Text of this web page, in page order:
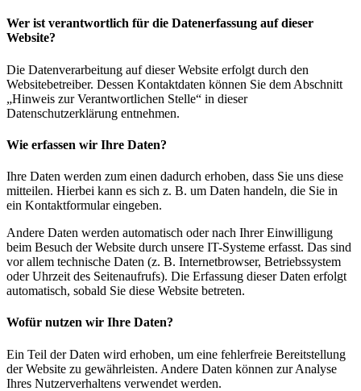
Wer ist verantwortlich für die Datenerfassung auf dieser
Website?
Die Datenverarbeitung auf dieser Website erfolgt durch den
Websitebetreiber. Dessen Kontaktdaten können Sie dem Abschnitt
„Hinweis zur Verantwortlichen Stelle“ in dieser
Datenschutzerklärung entnehmen.
Wie erfassen wir Ihre Daten?
Ihre Daten werden zum einen dadurch erhoben, dass Sie uns diese
mitteilen. Hierbei kann es sich z. B. um Daten handeln, die Sie in
ein Kontaktformular eingeben.
Andere Daten werden automatisch oder nach Ihrer Einwilligung
beim Besuch der Website durch unsere IT-Systeme erfasst. Das sind
vor allem technische Daten (z. B. Internetbrowser, Betriebssystem
oder Uhrzeit des Seitenaufrufs). Die Erfassung dieser Daten erfolgt
automatisch, sobald Sie diese Website betreten.
Wofür nutzen wir Ihre Daten?
Ein Teil der Daten wird erhoben, um eine fehlerfreie Bereitstellung
der Website zu gewährleisten. Andere Daten können zur Analyse
Ihres Nutzerverhaltens verwendet werden.